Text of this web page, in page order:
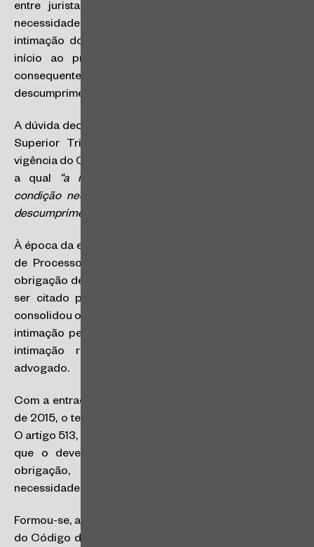
entre juristas e aplicadores do direito, acerca da
necessidade de intimação pessoal do devedor ou se a
intimação do seu advogado seria suficiente para dar
início ao prazo de cumprimento da obrigação e
consequente aplicação da astreinte em caso de
descumprimento da ordem.
A dúvida decorria da manutenção da Súmula nº 410 do
Superior Tribunal de Justiça, editada ainda sob a
vigência do Código de Processo Civil de 1973, segundo
a qual
“a intimação pessoal do devedor constitui
condição necessária para a cobrança de multa pelo
descumprimento de obrigação de fazer ou não fazer”
À época da edição da Súmula, o artigo 632 do Código
de Processo Civil de1973 previa que, nos casos de
obrigação de fazer ou de não fazer, o devedor deveria
ser citado para cumprir o comando judicial. Daí se
consolidou o entendimento de que seria indispensável a
intimação pessoal do devedor, não sendo suficiente a
intimação realizada apenas na pessoa de seu
advogado.
Com a entrada em vigor do Código de Processo Civil
de 2015, o tema passou a ser tratado de forma diversa.
O artigo 513, § 2º, passou a prever, de modo mais amplo,
que o devedor deve ser intimado para cumprir a
obrigação, sem mencionar expressamente a
necessidade de intimação pessoal.
Formou-se, assim, um aparente conflito entre a redação
do Código de Processo Civil vigente e o entendimento